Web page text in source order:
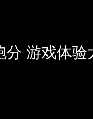
分 游戏体